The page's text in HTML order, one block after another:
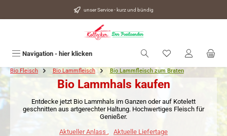
unser Service - kurz und bündig
Navigation - hier klicken Du hast 0
Bio Fleisch Bio Lammfleisch Bio Lammfleisch zum Braten
Bio Lammhals kaufen
Entdecke jetzt Bio Lammhals im Ganzen oder auf Kotelett
geschnitten aus artgerechter Haltung. Hochwertiges Fleisch für
Genießer.
Aktueller Anlass
Aktuelle Liefertage